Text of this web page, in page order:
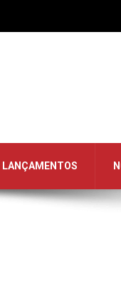
LANÇAMENTOS